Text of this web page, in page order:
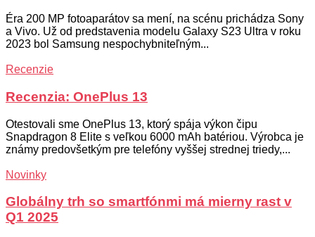
Éra 200 MP fotoaparátov sa mení, na scénu prichádza Sony
a Vivo. Už od predstavenia modelu Galaxy S23 Ultra v roku
2023 bol Samsung nespochybniteľným...
Recenzie
Recenzia: OnePlus 13
Otestovali sme OnePlus 13, ktorý spája výkon čipu
Snapdragon 8 Elite s veľkou 6000 mAh batériou. Výrobca je
známy predovšetkým pre telefóny vyššej strednej triedy,...
Novinky
Globálny trh so smartfónmi má mierny rast v
Q1 2025